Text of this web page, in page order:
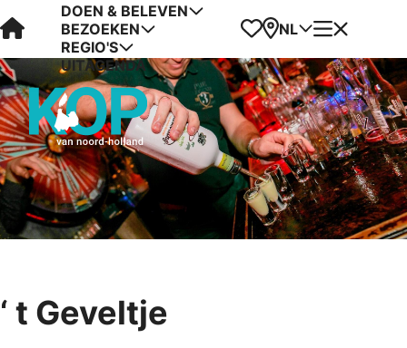
Visit Kop van Holland
DOEN & BELEVEN
BEZOEKEN
REGIO'S
UITAGENDA
Favorieten
Kaart
NL Menu
‘ t Geveltje